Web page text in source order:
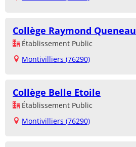
Collège Raymond Queneau
Établissement Public
Montivilliers (76290)
Collège Belle Etoile
Établissement Public
Montivilliers (76290)